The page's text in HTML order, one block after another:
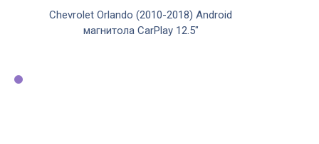
Chevrolet Orlando (2010-2018) Android
магнитола CarPlay 12.5"